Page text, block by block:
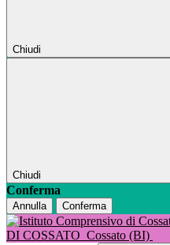
Chiudi
Chiudi
Conferma
Annulla Conferma
DI COSSATO Cossato (BI)